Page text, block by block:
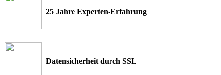
25 Jahre Experten-Erfahrung
Datensicherheit durch SSL